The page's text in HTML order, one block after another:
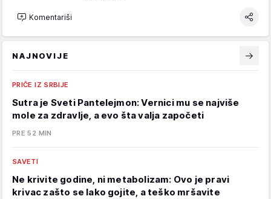
Komentariši
NAJNOVIJE
PRIČE IZ SRBIJE
Sutra je Sveti Pantelejmon: Vernici mu se najviše
mole za zdravlje, a evo šta valja započeti
PRE 52 MIN
SAVETI
Ne krivite godine, ni metabolizam: Ovo je pravi
krivac zašto se lako gojite, a teško mršavite